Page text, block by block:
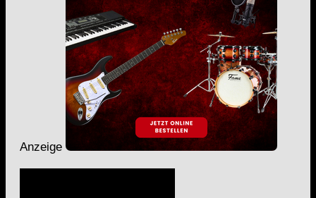
Anzeige